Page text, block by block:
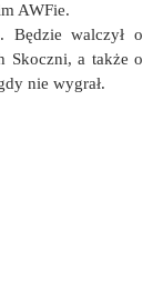
AWFie.
Będzie walczył o
Skoczni, a także o
nie wygrał.